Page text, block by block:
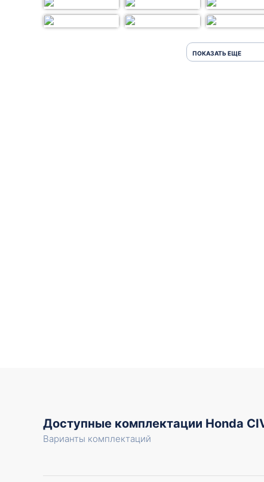
ПОКАЗАТЬ ЕЩЕ
Доступные комплектации Honda
Варианты комплектаций